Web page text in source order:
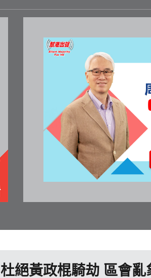
杜絕黃政棍騎劫 區會亂